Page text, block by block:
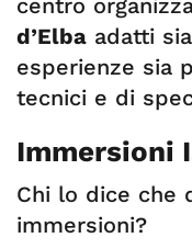
centro
d’Elba adatti
esperienze sia
tecnici e di
Immersioni
Chi lo dice che
immersioni?